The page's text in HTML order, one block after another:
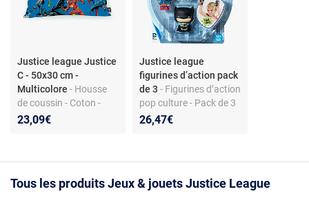
Justice league Justice
C - 50x30 cm -
Multicolore - Housse
de coussin - Coton -
Fermeture éclair
23,09€
Justice league
figurines d’action pack
de 3 - Figurines d’action
pop culture - Pack de 3
non articulées -
26,47€
Tous les produits Jeux & jouets Justice League